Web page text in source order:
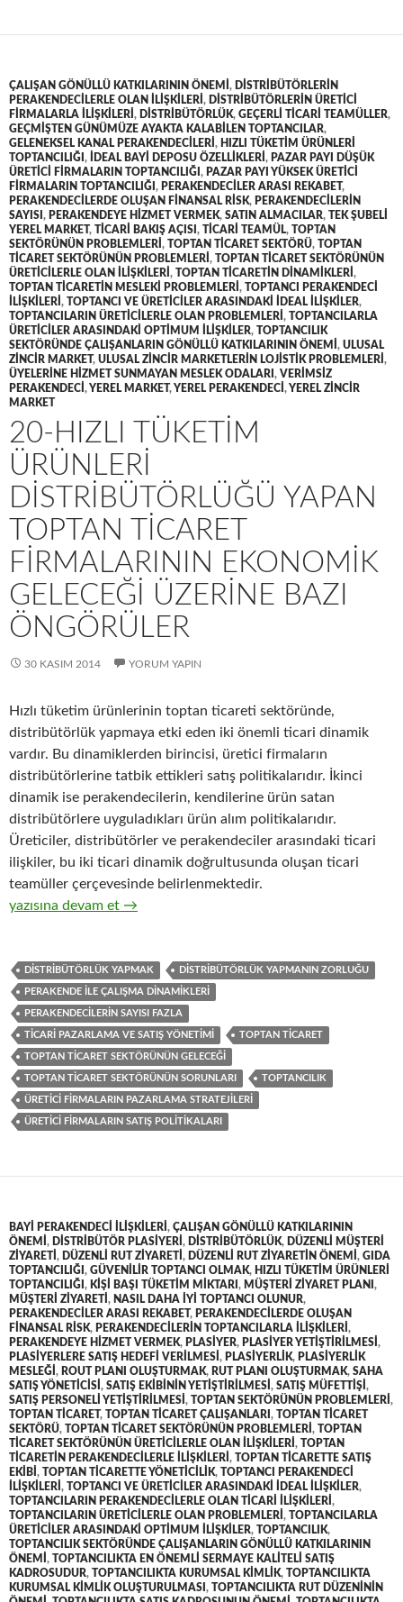
ÇALIŞAN GÖNÜLLÜ KATKILARININ ÖNEMI , DISTRIBÜTÖRLERIN
PERAKENDECILERLE OLAN ILIŞKILERI , DISTRIBÜTÖRLERIN ÜRETICI
FIRMALARLA ILIŞKILERI , DISTRIBÜTÖRLÜK, GEÇERLI TICARI TEAMÜLLER,
GEÇMIŞTEN GÜNÜMÜZE AYAKTA KALABILEN TOPTANCILAR,
GELENEKSEL KANAL PERAKENDECILERI , HIZLI TÜKETIM ÜRÜNLERI
TOPTANCILIĞI , IDEAL BAYI DEPOSU ÖZELLIKLERI , PAZAR PAYI DÜŞÜK
ÜRETICI FIRMALARIN TOPTANCILIĞI , PAZAR PAYI YÜKSEK ÜRETICI
FIRMALARIN TOPTANCILIĞI , PERAKENDECILER ARASI REKABET,
PERAKENDECILERDE OLUŞAN FINANSAL RISK, PERAKENDECILERIN
SAYISI , PERAKENDEYE HIZMET VERMEK, SATIN ALMACILAR, TEK ŞUBELI
YEREL MARKET, TICARI BAKIŞ AÇISI , TICARI TEAMÜL, TOPTAN
SEKTÖRÜNÜN PROBLEMLERI , TOPTAN TICARET SEKTÖRÜ, TOPTAN
TICARET SEKTÖRÜNÜN PROBLEMLERI , TOPTAN TICARET SEKTÖRÜNÜN
ÜRETICILERLE OLAN ILIŞKILERI , TOPTAN TICARETIN DINAMIKLERI ,
TOPTAN TICARETIN MESLEKI PROBLEMLERI , TOPTANCI PERAKENDECI
ILIŞKILERI , TOPTANCI VE ÜRETICILER ARASINDAKI IDEAL ILIŞKILER,
TOPTANCILARIN ÜRETICILERLE OLAN PROBLEMLERI , TOPTANCILARLA
ÜRETICILER ARASINDAKI OPTIMUM ILIŞKILER, TOPTANCILIK
SEKTÖRÜNDE ÇALIŞANLARIN GÖNÜLLÜ KATKILARININ ÖNEMI , ULUSAL
ZINCIR MARKET, ULUSAL ZINCIR MARKETLERIN LOJISTIK PROBLEMLERI ,
ÜYELERINE HIZMET SUNMAYAN MESLEK ODALARI , VERIMSIZ
PERAKENDECI ,YEREL MARKET,YEREL PERAKENDECI ,YEREL ZINCIR
MARKET
20-HIZLI TÜKETIM
ÜRÜNLERI
DISTRIBÜTÖRLÜĞÜ YAPAN
TOPTAN TICARET
FIRMALARININ EKONOMIK
GELECEĞI ÜZERINE BAZI
ÖNGÖRÜLER
30 KASIM 2014 YORUM YAPIN
Hızlı tüketim ürünlerinin toptan ticareti sektöründe,
distribütörlük yapmaya etki eden iki önemli ticari dinamik
vardır. Bu dinamiklerden birincisi, üretici firmaların
distribütörlerine tatbik ettikleri satış politikalarıdır. İkinci
dinamik ise perakendecilerin, kendilerine ürün satan
distribütörlere uyguladıkları ürün alım politikalarıdır.
Üreticiler, distribütörler ve perakendeciler arasındaki ticari
ilişkiler, bu iki ticari dinamik doğrultusunda oluşan ticari
teamüller çerçevesinde belirlenmektedir.
20-Hızlı tüketim ürünleri distribütörlüğü yapan toptan ticaret
yazısına devam et →
DISTRIBÜTÖRLÜK YAPMAK DISTRIBÜTÖRLÜK YAPMANIN ZORLUĞU
PERAKENDE ILE ÇALIŞMA DINAMIKLERI
PERAKENDECILERIN SAYISI FAZLA
TICARI PAZARLAMA VE SATIŞ YÖNETIMI TOPTAN TICARET
TOPTAN TICARET SEKTÖRÜNÜN GELECEĞI
TOPTAN TICARET SEKTÖRÜNÜN SORUNLARI TOPTANCILIK
ÜRETICI FIRMALARIN PAZARLAMA STRATEJILERI
ÜRETICI FIRMALARIN SATIŞ POLITIKALARI
BAYI PERAKENDECI ILIŞKILERI , ÇALIŞAN GÖNÜLLÜ KATKILARININ
ÖNEMI , DISTRIBÜTÖR PLASIYERI , DISTRIBÜTÖRLÜK, DÜZENLI MÜŞTERI
ZIYARETI , DÜZENLI RUT ZIYARETI , DÜZENLI RUT ZIYARETIN ÖNEMI , GIDA
TOPTANCILIĞI , GÜVENILIR TOPTANCI OLMAK, HIZLI TÜKETIM ÜRÜNLERI
TOPTANCILIĞI , KIŞI BAŞI TÜKETIM MIKTARI , MÜŞTERI ZIYARET PLANI ,
MÜŞTERI ZIYARETI , NASIL DAHA IYI TOPTANCI OLUNUR,
PERAKENDECILER ARASI REKABET, PERAKENDECILERDE OLUŞAN
FINANSAL RISK, PERAKENDECILERIN TOPTANCILARLA ILIŞKILERI ,
PERAKENDEYE HIZMET VERMEK, PLASIYER, PLASIYER YETIŞTIRILMESI ,
PLASIYERLERE SATIŞ HEDEFI VERILMESI , PLASIYERLIK, PLASIYERLIK
MESLEĞI , ROUT PLANI OLUŞTURMAK, RUT PLANI OLUŞTURMAK, SAHA
SATIŞ YÖNETICISI , SATIŞ EKIBININ YETIŞTIRILMESI , SATIŞ MÜFETTIŞI ,
SATIŞ PERSONELI YETIŞTIRILMESI , TOPTAN SEKTÖRÜNÜN PROBLEMLERI ,
TOPTAN TICARET, TOPTAN TICARET ÇALIŞANLARI , TOPTAN TICARET
SEKTÖRÜ, TOPTAN TICARET SEKTÖRÜNÜN PROBLEMLERI , TOPTAN
TICARET SEKTÖRÜNÜN ÜRETICILERLE OLAN ILIŞKILERI , TOPTAN
TICARETIN PERAKENDECILERLE ILIŞKILERI , TOPTAN TICARETTE SATIŞ
EKIBI , TOPTAN TICARETTE YÖNETICILIK, TOPTANCI PERAKENDECI
ILIŞKILERI , TOPTANCI VE ÜRETICILER ARASINDAKI IDEAL ILIŞKILER,
TOPTANCILARIN PERAKENDECILERLE OLAN TICARI ILIŞKILERI ,
TOPTANCILARIN ÜRETICILERLE OLAN PROBLEMLERI , TOPTANCILARLA
ÜRETICILER ARASINDAKI OPTIMUM ILIŞKILER, TOPTANCILIK,
TOPTANCILIK SEKTÖRÜNDE ÇALIŞANLARIN GÖNÜLLÜ KATKILARININ
ÖNEMI , TOPTANCILIKTA EN ÖNEMLI SERMAYE KALITELI SATIŞ
KADROSUDUR, TOPTANCILIKTA KURUMSAL KIMLIK, TOPTANCILIKTA
KURUMSAL KIMLIK OLUŞTURULMASI , TOPTANCILIKTA RUT DÜZENININ